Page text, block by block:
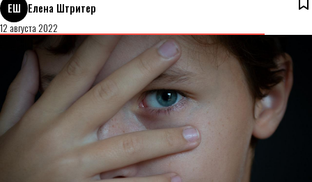
ЕШ Елена Штритер
12 августа 2022